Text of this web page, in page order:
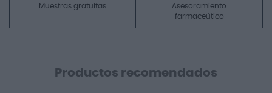
Muestras gratuitas
Asesoramiento
farmaceútico
Productos recomendados